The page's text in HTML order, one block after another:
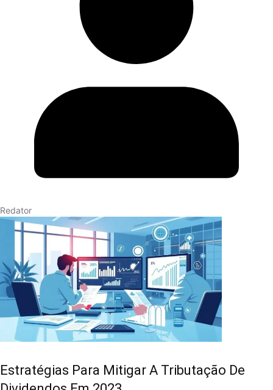
Redator
Estratégias Para Mitigar A Tributação De